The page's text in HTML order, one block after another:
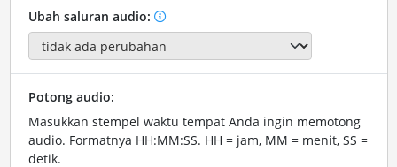
Ubah saluran audio:
Potong audio:
Masukkan stempel waktu tempat Anda ingin memotong
audio. Formatnya HH:MM:SS. HH = jam, MM = menit, SS =
detik.